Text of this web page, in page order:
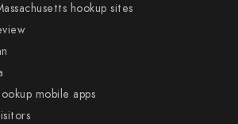
hookup sites
mobile apps